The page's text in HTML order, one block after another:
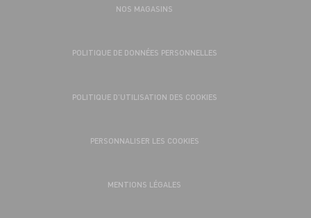
NOS MAGASINS
POLITIQUE DE DONNÉES PERSONNELLES
POLITIQUE D’UTILISATION DES COOKIES
PERSONNALISER LES COOKIES
MENTIONS LÉGALES